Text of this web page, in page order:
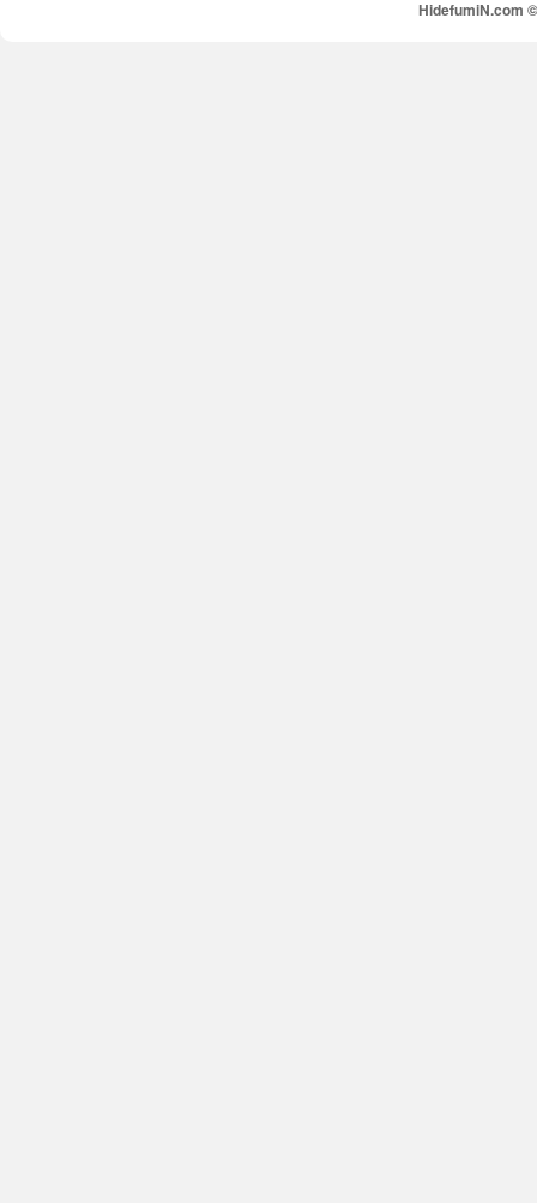
HidefumiN.com